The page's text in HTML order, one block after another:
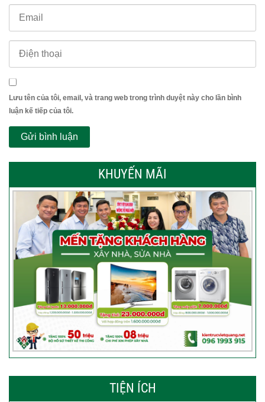
Lưu tên của tôi, email, và trang web trong trình duyệt này cho lần bình
luận kế tiếp của tôi.
KHUYẾN MÃI
TIỆN ÍCH